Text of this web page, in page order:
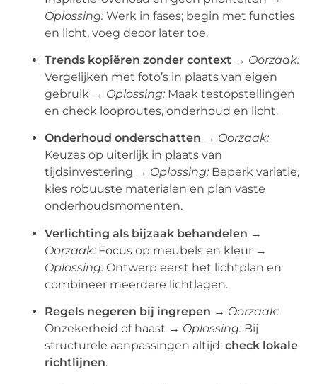
Oplossing: Werk in fases; begin met functies
en licht, voeg decor later toe.
Trends kopiëren zonder context → Oorzaak:
Vergelijken met foto’s in plaats van eigen
gebruik → Oplossing: Maak testopstellingen
en check looproutes, onderhoud en licht.
Onderhoud onderschatten → Oorzaak:
Keuzes op uiterlijk in plaats van
tijdsinvestering → Oplossing: Beperk variatie,
kies robuuste materialen en plan vaste
onderhoudsmomenten.
Verlichting als bijzaak behandelen →
Oorzaak: Focus op meubels en kleur →
Oplossing: Ontwerp eerst het lichtplan en
combineer meerdere lichtlagen.
Regels negeren bij ingrepen → Oorzaak:
Onzekerheid of haast → Oplossing: Bij
structurele aanpassingen altijd:check lokale
richtlijnen.